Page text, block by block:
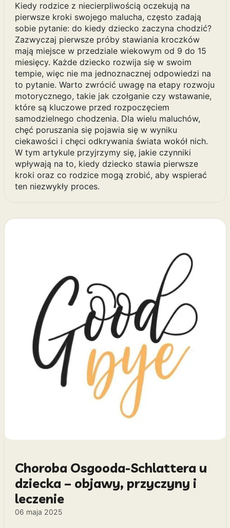
Kiedy rodzice z niecierpliwością oczekują na
pierwsze kroki swojego malucha, często zadają
sobie pytanie: do kiedy dziecko zaczyna chodzić?
Zazwyczaj pierwsze próby stawiania kroczków
mają miejsce w przedziale wiekowym od 9 do 15
miesięcy. Każde dziecko rozwija się w swoim
tempie, więc nie ma jednoznacznej odpowiedzi na
to pytanie. Warto zwrócić uwagę na etapy rozwoju
motorycznego, takie jak czołganie czy wstawanie,
które są kluczowe przed rozpoczęciem
samodzielnego chodzenia. Dla wielu maluchów,
chęć poruszania się pojawia się w wyniku
ciekawości i chęci odkrywania świata wokół nich.
W tym artykule przyjrzymy się, jakie czynniki
wpływają na to, kiedy dziecko stawia pierwsze
kroki oraz co rodzice mogą zrobić, aby wspierać
ten niezwykły proces.
Choroba Osgooda-Schlattera u
dziecka – objawy, przyczyny i
leczenie
06 maja 2025